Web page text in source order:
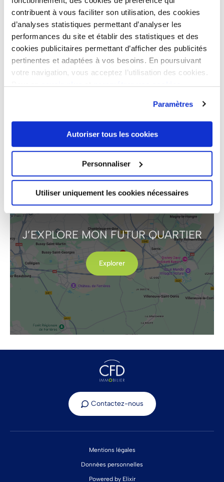
contribuent à vous faciliter son utilisation, des cookies
d’analyses statistiques permettant d’analyser les
performances du site et établir des statistiques et des
cookies publicitaires permettant d’afficher des publicités
pertinentes et adaptées à vos besoins. En poursuivant
votre navigation, vous acceptez l’utilisation des cookies.
Pour ensavoir plusetparamétrer vos cookies
Paramètres
Autoriser tous les cookies
Personnaliser
Utiliser uniquement les cookies nécessaires
PRINCIPALES DISTANCES :
Gare TVG Val d’Europe - Chessy - Marne-la-Vallée :
5 km (5 min en voiture)
Aéroport de Paris-Charles de Gaulle par l’A104 : 30
km (33 min en voiture)
Bus direction gare RER A Val d’Europe : • 2220 et
RER A : Val d’Europe > Châtelet-les Halles (38 min)
J’EXPLORE MON FUTUR QUARTIER
Explorer
Contactez-nous
Mentions légales
Données personnelles
Powered by Elixir